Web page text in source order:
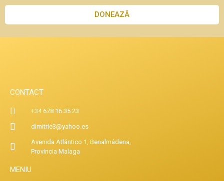
DONEAZĂ
CONTACT
+34 678 16 35 23
dimitrie3@yahoo.es
Avenida Atlántico 1, Benalmádena,
Provincia Malaga
MENIU